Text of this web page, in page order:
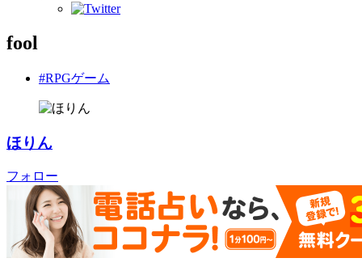
fool
#RPGゲーム
ほりん
フォロー